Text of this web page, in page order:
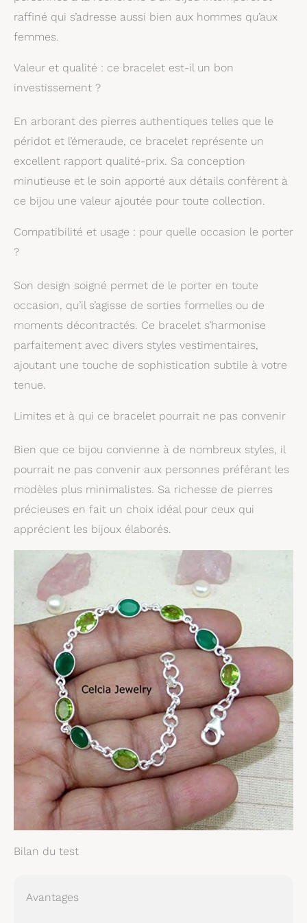
délicates. Nous
sur le marché. Vous
produits est solide
925 en argent sterling,
allergique. Nous vous
offrons une garantie
de satisfaction à
100%. Grande idée
cadeau pour toutes
les occasions - elle
spéciales (pour
fiançailles, les
mariages, la fête, les
vacances,
l'anniversaire, la Saint-
Valentin, le jour de
des mères, les
fille, fils, nuptiale,
cadeaux de demoiselle
d'honneur, cadeaux
d'honneur, cadeau de
remise des diplômes,
grand-mère, femme,
petit ami, tante,
personnalisées - Si
vous avez une
demande spéciale sur
vos personnalisations
d'esprit est disponible
et accueillie. Pour
vous renseigner sur
une pièce spécifique,
n'hésitez pas à nous
contacter et l'équipe
de production de
bijoux Celcia
s'assurera que vos
bijoux de rêve
deviendront réalité.
Solide 925 Bijoux à la
main à la main
sterling
raffiné qui s’adresse aussi bien aux hommes qu’aux
femmes.
Valeur et qualité : ce bracelet est-il un bon
investissement ?
En arborant des pierres authentiques telles que le
péridot et l’émeraude, ce bracelet représente un
excellent rapport qualité-prix. Sa conception
minutieuse et le soin apporté aux détails confèrent à
ce bijou une valeur ajoutée pour toute collection.
Compatibilité et usage : pour quelle occasion le porter
?
Son design soigné permet de le porter en toute
occasion, qu’il s’agisse de sorties formelles ou de
moments décontractés. Ce bracelet s’harmonise
parfaitement avec divers styles vestimentaires,
ajoutant une touche de sophistication subtile à votre
tenue.
Limites et à qui ce bracelet pourrait ne pas convenir
Bien que ce bijou convienne à de nombreux styles, il
pourrait ne pas convenir aux personnes préférant les
modèles plus minimalistes. Sa richesse de pierres
précieuses en fait un choix idéal pour ceux qui
apprécient les bijoux élaborés.
Bilan du test
Avantages